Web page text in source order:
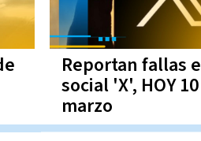
Reportan fallas
social 'X', HOY
marzo